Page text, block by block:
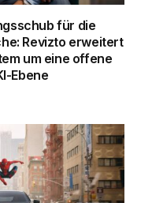
für die
Revizto erweitert
um eine offene
Ebene